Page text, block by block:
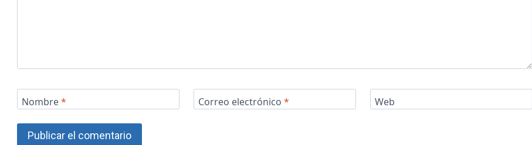
Nombre* Correo electrónico * Web